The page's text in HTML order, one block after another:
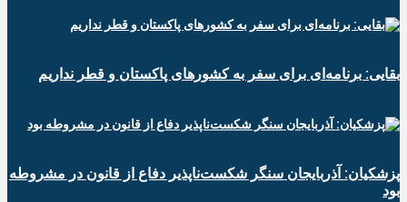
بقایی: برنامه‌ای برای سفر به کشورهای پاکستان و قطر نداریم
پزشکیان: آذربایجان سنگر شکست‌ناپذیر دفاع از قانون در مشروطه
بود